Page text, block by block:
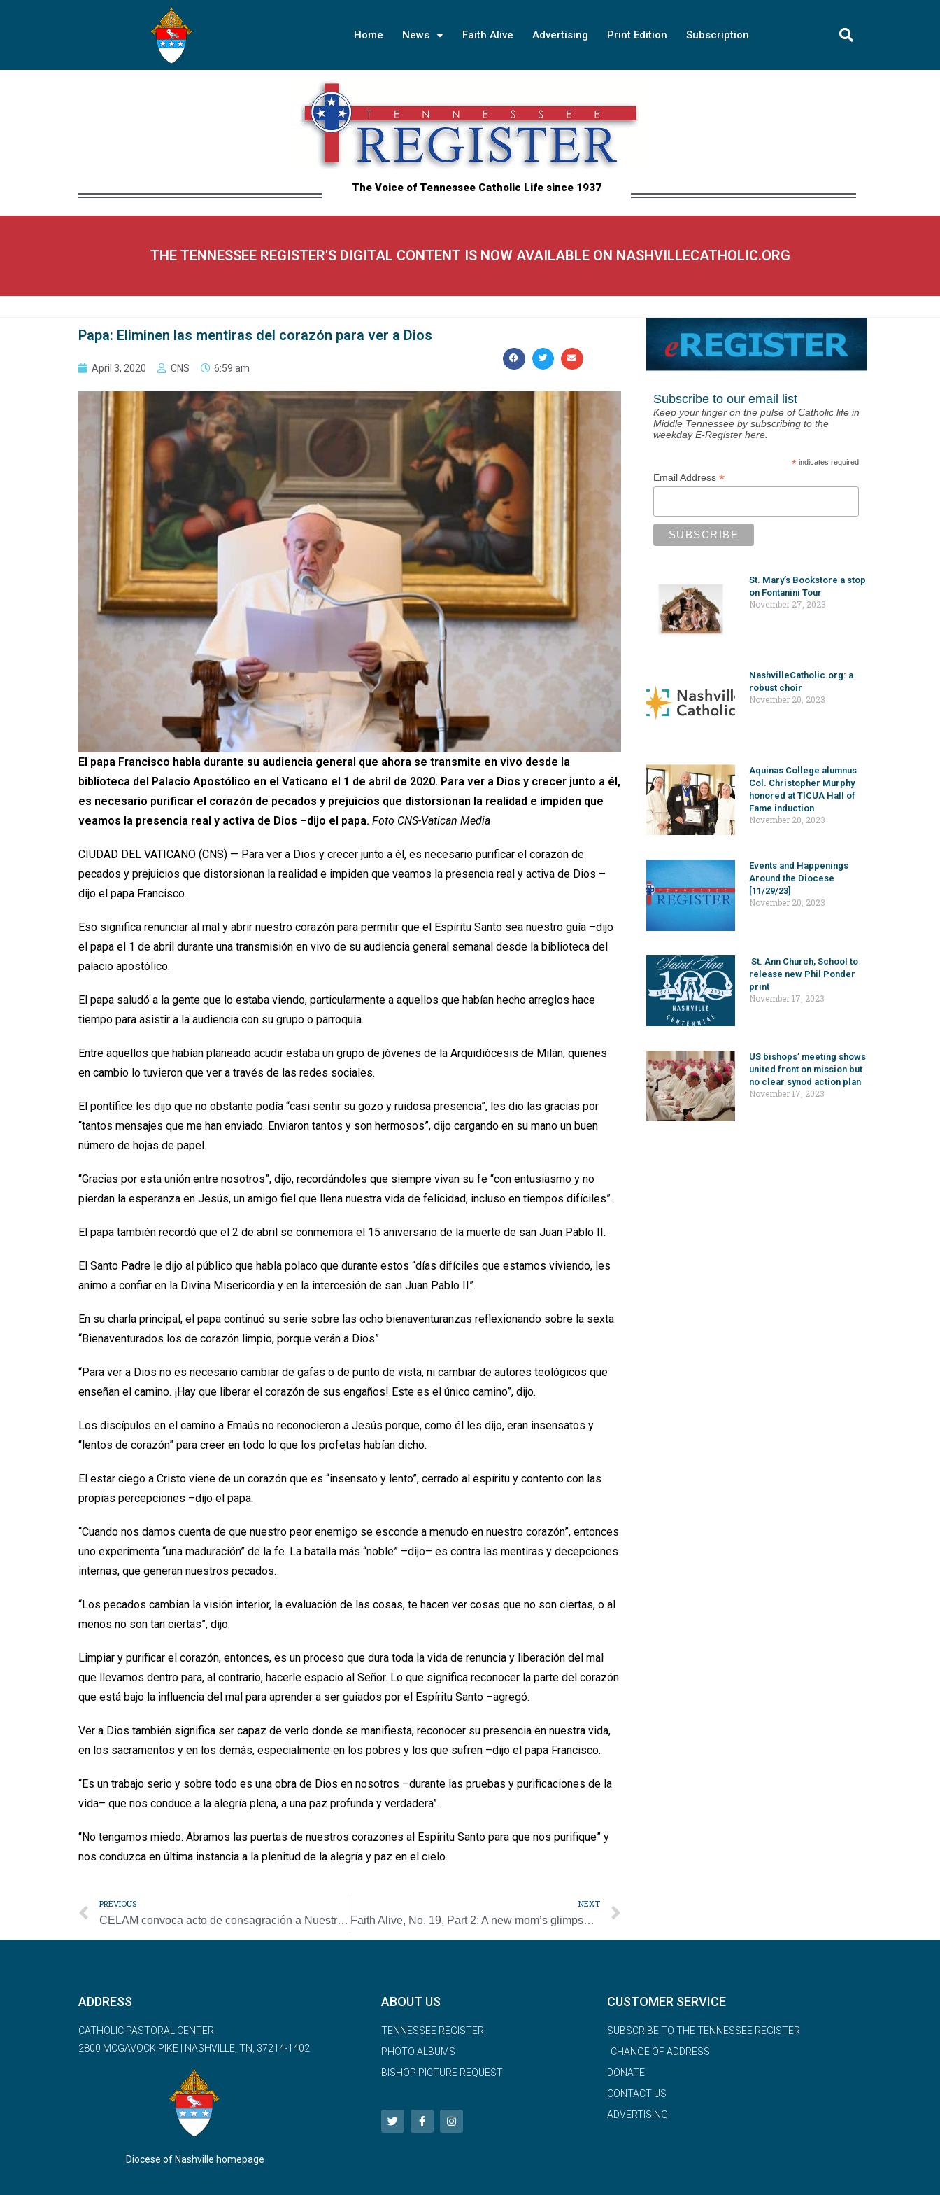
Home News Faith Alive Advertising Print Edition Subscription
The Voice of Tennessee Catholic Life since 1937
THE TENNESSEE REGISTER'S DIGITAL CONTENT IS NOW AVAILABLE ON NASHVILLECATHOLIC.ORG
Papa: Eliminen las mentiras del corazón para ver a Dios
April 3, 2020 CNS 6:59 am
El papa Francisco habla durante su audiencia general que ahora se transmite en vivo desde la
biblioteca del Palacio Apostólico en el Vaticano el 1 de abril de 2020. Para ver a Dios y crecer junto a él,
es necesario purificar el corazón de pecados y prejuicios que distorsionan la realidad e impiden que
veamos la presencia real y activa de Dios –dijo el papa. Foto CNS-Vatican Media
CIUDAD DEL VATICANO (CNS) — Para ver a Dios y crecer junto a él, es necesario purificar el corazón de
pecados y prejuicios que distorsionan la realidad e impiden que veamos la presencia real y activa de Dios –
dijo el papa Francisco.
Eso significa renunciar al mal y abrir nuestro corazón para permitir que el Espíritu Santo sea nuestro guía –dijo
el papa el 1 de abril durante una transmisión en vivo de su audiencia general semanal desde la biblioteca del
palacio apostólico.
El papa saludó a la gente que lo estaba viendo, particularmente a aquellos que habían hecho arreglos hace
tiempo para asistir a la audiencia con su grupo o parroquia.
Entre aquellos que habían planeado acudir estaba un grupo de jóvenes de la Arquidiócesis de Milán, quienes
en cambio lo tuvieron que ver a través de las redes sociales.
El pontífice les dijo que no obstante podía “casi sentir su gozo y ruidosa presencia”, les dio las gracias por
“tantos mensajes que me han enviado. Enviaron tantos y son hermosos”, dijo cargando en su mano un buen
número de hojas de papel.
“Gracias por esta unión entre nosotros”, dijo, recordándoles que siempre vivan su fe “con entusiasmo y no
pierdan la esperanza en Jesús, un amigo fiel que llena nuestra vida de felicidad, incluso en tiempos difíciles”.
El papa también recordó que el 2 de abril se conmemora el 15 aniversario de la muerte de san Juan Pablo II.
El Santo Padre le dijo al público que habla polaco que durante estos “días difíciles que estamos viviendo, les
animo a confiar en la Divina Misericordia y en la intercesión de san Juan Pablo II”.
En su charla principal, el papa continuó su serie sobre las ocho bienaventuranzas reflexionando sobre la sexta:
“Bienaventurados los de corazón limpio, porque verán a Dios”.
“Para ver a Dios no es necesario cambiar de gafas o de punto de vista, ni cambiar de autores teológicos que
enseñan el camino. ¡Hay que liberar el corazón de sus engaños! Este es el único camino”, dijo.
Los discípulos en el camino a Emaús no reconocieron a Jesús porque, como él les dijo, eran insensatos y
“lentos de corazón” para creer en todo lo que los profetas habían dicho.
El estar ciego a Cristo viene de un corazón que es “insensato y lento”, cerrado al espíritu y contento con las
propias percepciones –dijo el papa.
“Cuando nos damos cuenta de que nuestro peor enemigo se esconde a menudo en nuestro corazón”, entonces
uno experimenta “una maduración” de la fe. La batalla más “noble” –dijo– es contra las mentiras y decepciones
internas, que generan nuestros pecados.
“Los pecados cambian la visión interior, la evaluación de las cosas, te hacen ver cosas que no son ciertas, o al
menos no son tan ciertas”, dijo.
Limpiar y purificar el corazón, entonces, es un proceso que dura toda la vida de renuncia y liberación del mal
que llevamos dentro para, al contrario, hacerle espacio al Señor. Lo que significa reconocer la parte del corazón
que está bajo la influencia del mal para aprender a ser guiados por el Espíritu Santo –agregó.
Ver a Dios también significa ser capaz de verlo donde se manifiesta, reconocer su presencia en nuestra vida,
en los sacramentos y en los demás, especialmente en los pobres y los que sufren –dijo el papa Francisco.
“Es un trabajo serio y sobre todo es una obra de Dios en nosotros –durante las pruebas y purificaciones de la
vida– que nos conduce a la alegría plena, a una paz profunda y verdadera”.
“No tengamos miedo. Abramos las puertas de nuestros corazones al Espíritu Santo para que nos purifique” y
nos conduzca en última instancia a la plenitud de la alegría y paz en el cielo.
PREVIOUS
CELAM convoca acto de consagración a Nuestra Señora de Guadalupe
NEXT
Faith Alive, No. 19, Part 2: A new mom’s glimpse of the Father’s heart
Subscribe to our email list
Keep your finger on the pulse of Catholic life in
Middle Tennessee by subscribing to the
weekday E-Register here.
* indicates required
Email Address *
St. Mary’s Bookstore a stop
on Fontanini Tour
November 27, 2023
NashvilleCatholic.org: a
robust choir
November 20, 2023
Aquinas College alumnus
Col. Christopher Murphy
honored at TICUA Hall of
Fame induction
November 20, 2023
Events and Happenings
Around the Diocese
[11/29/23]
November 20, 2023
St. Ann Church, School to
release new Phil Ponder
print
November 17, 2023
US bishops’ meeting shows
united front on mission but
no clear synod action plan
November 17, 2023
ADDRESS
CATHOLIC PASTORAL CENTER
2800 MCGAVOCK PIKE | NASHVILLE, TN, 37214-1402
Diocese of Nashville homepage
ABOUT US
TENNESSEE REGISTER
PHOTO ALBUMS
BISHOP PICTURE REQUEST
CUSTOMER SERVICE
SUBSCRIBE TO THE TENNESSEE REGISTER
CHANGE OF ADDRESS
DONATE
CONTACT US
ADVERTISING